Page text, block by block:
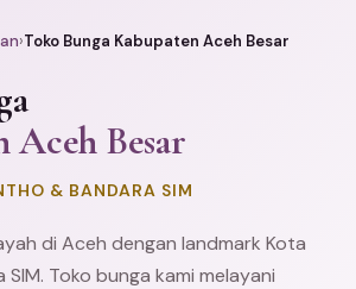
›Toko Bunga Kabupaten Aceh Besar
Aceh Besar
& BANDARA SIM
di Aceh dengan landmark Kota
Toko bunga kami melayani